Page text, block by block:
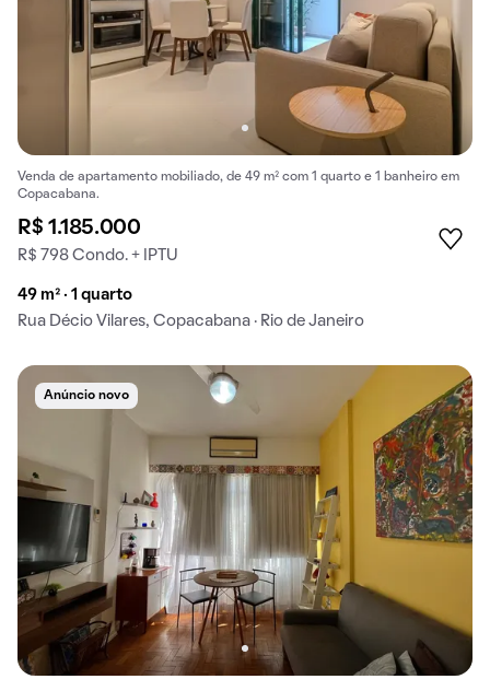
Venda de apartamento mobiliado, de 49 m² com 1 quarto e 1 banheiro em
Copacabana.
R$ 1.185.000
R$ 798 Condo. + IPTU
49 m² · 1 quarto
Rua Décio Vilares, Copacabana · Rio de Janeiro
Anúncio novo